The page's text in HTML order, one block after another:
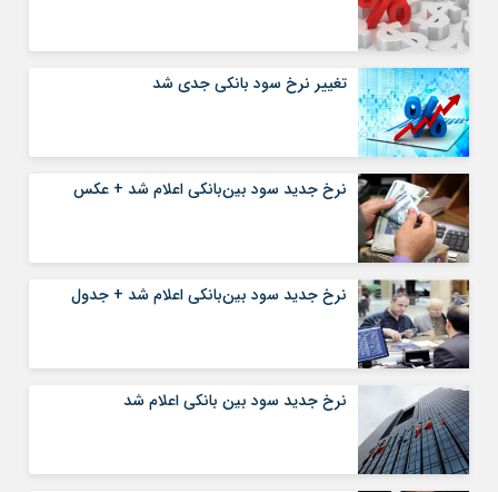
تغییر نرخ سود بانکی جدی شد
نرخ جدید سود بین‌بانکی اعلام شد + عکس
نرخ جدید سود بین‌بانکی اعلام شد + جدول
نرخ جدید سود بین بانکی اعلام شد